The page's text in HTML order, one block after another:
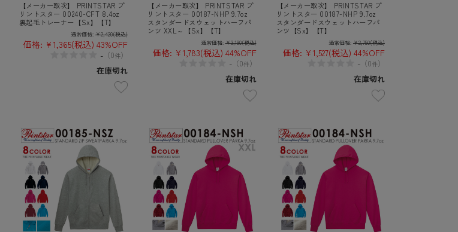
【メーカー取次】 PRINTSTAR プ
リントスター 00240-CFT 8.4oz
裏起毛トレーナー【Sx】【T】
通常価格: ¥2,420(税込)
価格: ¥1,365(税込) 43%OFF
- （0件）
在庫切れ
【メーカー取次】 PRINTSTAR プ
リントスター 00187-NHP 9.7oz
スタンダードスウェットハーフパ
ンツ XXL～【Sx】【T】
通常価格: ¥3,190(税込)
価格: ¥1,783(税込) 44%OFF
-（0件）
在庫切れ
【メーカー取次】 PRINTSTAR プ
リントスター 00187-NHP 9.7oz
スタンダードスウェットハーフパ
ンツ【Sx】【T】
通常価格: ¥2,750(税込)
価格: ¥1,527(税込) 44%OFF
- （0件）
在庫切れ